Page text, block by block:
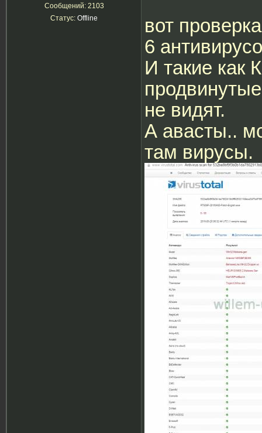
Сообщений: 2103
Статус: Offline
вот
6
И такие как
не видят.
А авасты..
там вирусы.